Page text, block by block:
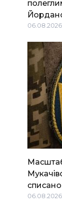
06.08.2026
списано
06.08.2026